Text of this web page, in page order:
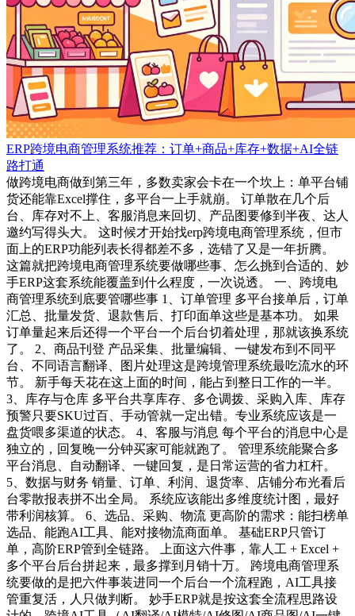
ERP跨境电商管理系统推荐：订单+商品+库存+数据+AI全链
路打通
做跨境电商做到第三年，多数卖家会卡在一个坎上：单平台铺
货还能靠Excel撑住，多平台一上手就崩。 订单散在几个后
台、库存对不上、客服消息来回切、产品图要修到半夜、达人
邀约写得头大。 这时候才开始找erp跨境电商管理系统，但市
面上的ERP功能列表长得都差不多，选错了又是一年折腾。
这篇就把跨境电商管理系统要做哪些事、怎么挑到合适的、妙
手ERP这套系统能覆盖到什么程度，一次说透。 一、跨境电
商管理系统到底要管哪些事 1、订单管理 多平台接单后，订单
汇总、批量发货、退款售后、打印面单这些是基本功。 如果
订单量起来后还得一个平台一个后台切着处理，那就该换系统
了。 2、商品刊登 产品采集、批量编辑、一键发布到不同平
台、不同语言翻译、图片处理这是跨境管理系统最吃流水的环
节。 新手每天花在这上面的时间，能占到整日工作的一半。
3、库存与仓库 多平台共享库存、多仓调拨、采购入库、库存
预警只要SKU过百、手动管就一定出错。专业系统应该是一
盘货喂多渠道的状态。 4、客服与消息 每个平台的消息中心是
独立的，回复晚一分钟买家可能就跑了。 管理系统能聚合多
平台消息、自动翻译、一键回复，是日常运营的省力杠杆。
5、数据与财务 销量、订单、利润、退货率、店铺分布光看后
台零散报表拼不出全局。 系统应该能出多维度统计图，最好
带利润核算。 6、选品、采购、物流 更高阶的需求：能扫榜单
选品、能跑AI工具、能对接物流商面单。 基础ERP只管订
单，高阶ERP管到全链路。 上面这六件事，靠人工 + Excel +
多个平台后台拼起来，最多撑到月销十万。 跨境电商管理系
统要做的是把六件事装进同一个后台一个流程跑，AI工具接
管重复活，人只做判断。 妙手ERP就是按这套全流程思路设